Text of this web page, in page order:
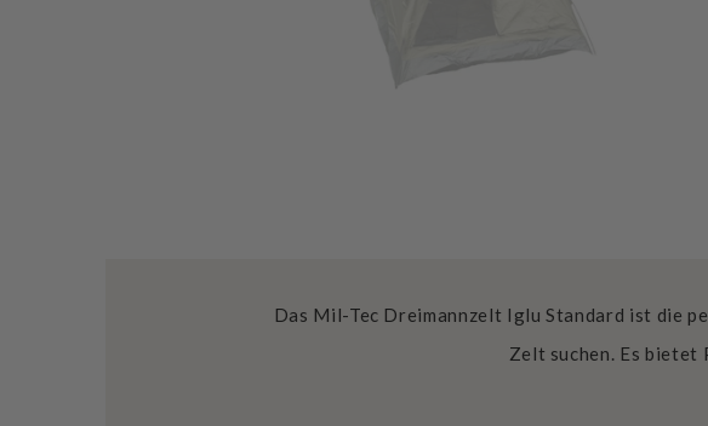
Das Mil-Tec Dreimannzelt Iglu Standard ist die
Zelt suchen. Es